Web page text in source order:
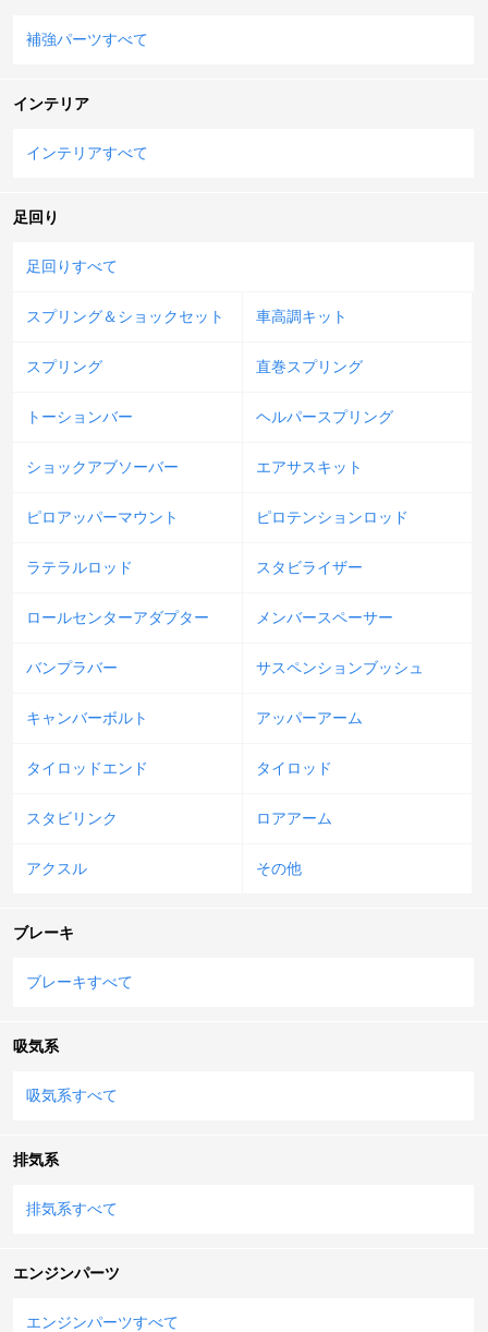
補強パーツすべて
インテリア
インテリアすべて
足回り
足回りすべて
スプリング＆ショックセット 車高調キット
スプリング 直巻スプリング
トーションバー ヘルパースプリング
ショックアブソーバー エアサスキット
ピロアッパーマウント ピロテンションロッド
ラテラルロッド スタビライザー
ロールセンターアダプター メンバースペーサー
バンプラバー サスペンションブッシュ
キャンバーボルト アッパーアーム
タイロッドエンド タイロッド
スタビリンク ロアアーム
アクスル その他
ブレーキ
ブレーキすべて
吸気系
吸気系すべて
排気系
排気系すべて
エンジンパーツ
エンジンパーツすべて